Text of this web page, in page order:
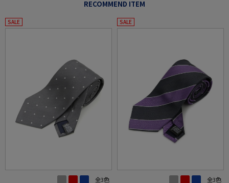
RECOMMEND ITEM
SALE
全3色
SALE
全3色